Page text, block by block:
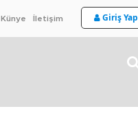
Künye İletişim Giriş Yap